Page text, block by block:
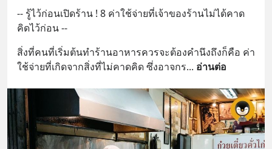
-- รู้ไว้ก่อนเปิดร้าน ! 8 ค่าใช้จ่ายที่เจ้าของร้านไม่ได้คาด
คิดไว้ก่อน --
สิ่งที่คนที่เริ่มต้นทำร้านอาหารควรจะต้องคำนึงถึงก็คือ ค่า
ใช้จ่ายที่เกิดจากสิ่งที่ไม่คาดคิด ซึ่งอาจกร... อ่านต่อ